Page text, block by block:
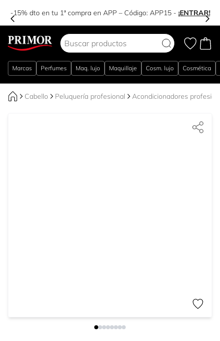
-15% dto en tu 1ª compra en APP – Código: APP15- ¡ENTRAR!
Marcas Perfumes Maq. lujo Maquillaje Cosm. lujo Cosmética
Cabello Peluquería profesional Acondicionadores